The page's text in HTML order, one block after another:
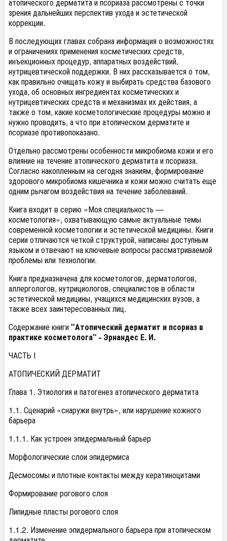
атопического дерматита и псориаза рассмотрены с точки
зрения дальнейших перспектив ухода и эстетической
коррекции.
В последующих главах собрана информация о возможностях
и ограничениях применения косметических средств,
инъекционных процедур, аппаратных воздействий,
нутрицевтической поддержки. В них рассказывается о том,
как правильно очищать кожу и выбирать средства базового
ухода, об основных ингредиентах косметических и
нутрицевтических средств и механизмах их действия, а
также о том, какие косметологические процедуры можно и
нужно проводить, а что при атопическом дерматите и
псориазе противопоказано.
Отдельно рассмотрены особенности микробиома кожи и его
влияние на течение атопического дерматита и псориаза.
Согласно накопленным на сегодня знаниям, формирование
здорового микробиома кишечника и кожи можно считать еще
одним рычагом воздействия на течение заболеваний.
Книга входит в серию «Моя специальность —
косметология», охватывающую самые актуальные темы
современной косметологии и эстетической медицины. Книги
серии отличаются четкой структурой, написаны доступным
языком и отвечают на ключевые вопросы рассматриваемой
проблемы или технологии.
Книга предназначена для косметологов, дерматологов,
аллергологов, нутрициологов, специалистов в области
эстетической медицины, учащихся медицинских вузов, а
также всех заинтересованных лиц.
Содержание книги"Атопический дерматит и псориаз в
практике косметолога" - Эрнандес Е. И.
ЧАСТЬ I
АТОПИЧЕСКИЙ ДЕРМАТИТ
Глава 1. Этиология и патогенез атопического дерматита
1.1. Сценарий «снаружи внутрь», или нарушение кожного
барьера
1.1.1. Как устроен эпидермальный барьер
Морфологические слои эпидермиса
Десмосомы и плотные контакты между кератиноцитами
Формирование рогового слоя
Липидные пласты рогового слоя
1.1.2. Изменение эпидермального барьера при атопическом